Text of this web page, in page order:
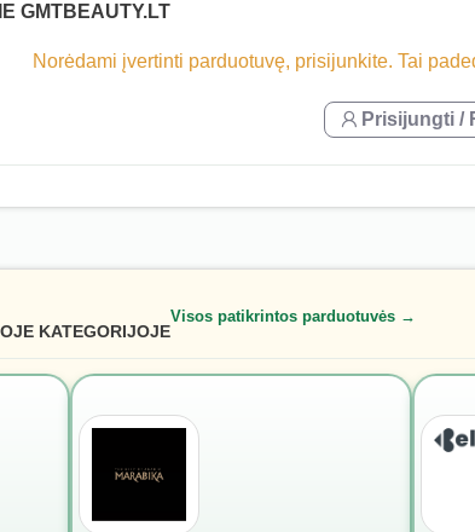
GMTBEAUTY.LT
Norėdami įvertinti parduotuvę, prisijunkite. Tai
Prisijungti /
KATEGORIJOJE
Visos patikrintos parduotuvės →